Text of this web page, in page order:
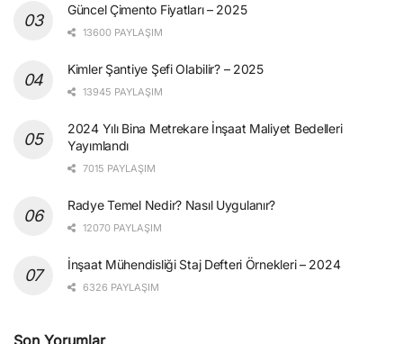
Güncel Çimento Fiyatları – 2025
13600 PAYLAŞIM
Kimler Şantiye Şefi Olabilir? – 2025
13945 PAYLAŞIM
2024 Yılı Bina Metrekare İnşaat Maliyet Bedelleri
Yayımlandı
7015 PAYLAŞIM
Radye Temel Nedir? Nasıl Uygulanır?
12070 PAYLAŞIM
İnşaat Mühendisliği Staj Defteri Örnekleri – 2024
6326 PAYLAŞIM
Son Yorumlar